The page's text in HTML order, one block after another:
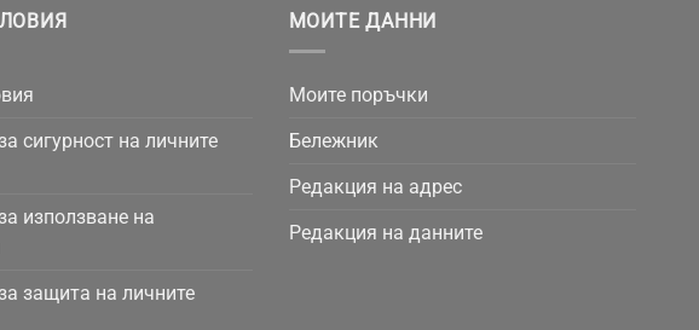
сигурност на личните
използване на
защита на личните
МОИТЕ ДАННИ
Моите поръчки
Бележник
Редакция на адрес
Редакция на данните